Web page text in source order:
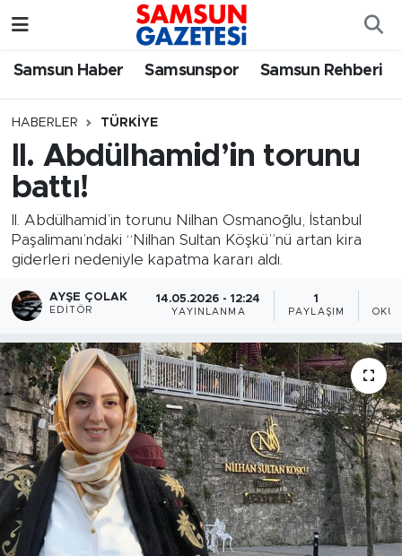
Samsun Haber Samsunspor Samsun Rehberi
HABERLER TÜRKIYE
II. Abdülhamid’in torunu
battı!
II. Abdülhamid’in torunu Nilhan Osmanoğlu, İstanbul
Paşalimanı’ndaki “Nilhan Sultan Köşkü”nü artan kira
giderleri nedeniyle kapatma kararı aldı.
AYŞE ÇOLAK
EDITÖR
14.05.2026 - 12:24
YAYINLANMA
1
PAYLAŞIM
Samsun Haber
Samsunspor
Samsun Rehberi
Samsun Nöbetçi Eczaneler
Samsun Hava Durumu
SAMSUN Namaz Vakitleri
Süper Lig Puan Durumu ve Fikstür
Tüm Manşetler
Son Dakika Haberleri
Haber Arşivi